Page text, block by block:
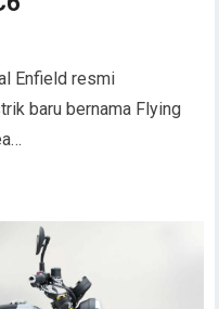
Enfield resmi
baru bernama Flying